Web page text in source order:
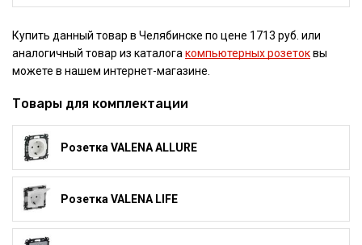
Купить данный товар в Челябинске по цене 1713 руб. или
аналогичный товар из каталогакомпьютерных розетоквы
можете в нашем интернет-магазине.
Товары для комплектации
Розетка VALENA ALLURE
Розетка VALENA LIFE